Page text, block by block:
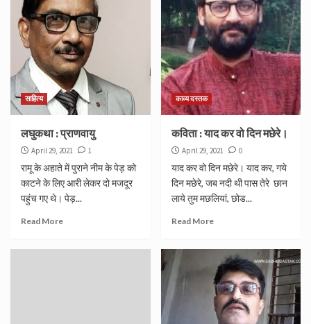
साहित्य
लघुकथा : प्राणवायु
April 29, 2021 1
रामू के अहाते में पुराने नीम के पेड़ को
काटने के लिए आरी लेकर दो मजदूर
पहुंच गए थे। पेड़...
Read More
काव्य दस्तक
कविता : याद कर वो दिन मछेरे।
April 29, 2021 0
याद कर वो दिन मछेरे। याद कर, गये
दिन मछेरे, जब नदी थी पास तेरे छान
लाये तुम मछलियां, छोड...
Read More